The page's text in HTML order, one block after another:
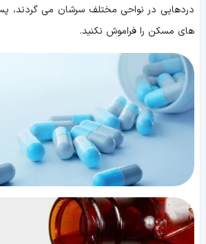
دردهایی در نواحی مختلف سرشان می
های مسکن را فراموش نکنید.